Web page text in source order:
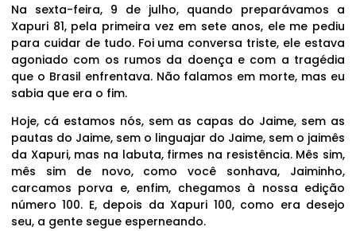
Na sexta-feira, 9 de julho, quando preparávamos a
Xapuri 81, pela primeira vez em sete anos, ele me pediu
para cuidar de tudo. Foi uma conversa triste, ele estava
agoniado com os rumos da doença e com a tragédia
que o Brasil enfrentava. Não falamos em morte, mas eu
sabia que era o fim.
Hoje, cá estamos nós, sem as capas do Jaime, sem as
pautas do Jaime, sem o linguajar do Jaime, sem o jaimês
da Xapuri, mas na labuta, firmes na resistência. Mês sim,
mês sim de novo, como você sonhava, Jaiminho,
carcamos porva e, enfim, chegamos à nossa edição
número 100. E, depois da Xapuri 100, como era desejo
seu, a gente segue esperneando.